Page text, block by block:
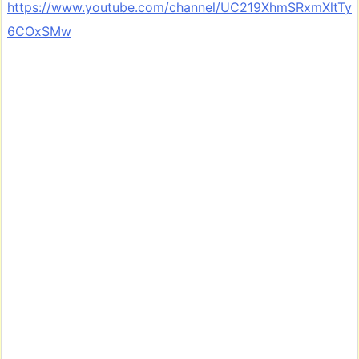
https://www.youtube.com/channel/UC219XhmSRxmXltTy
6COxSMw